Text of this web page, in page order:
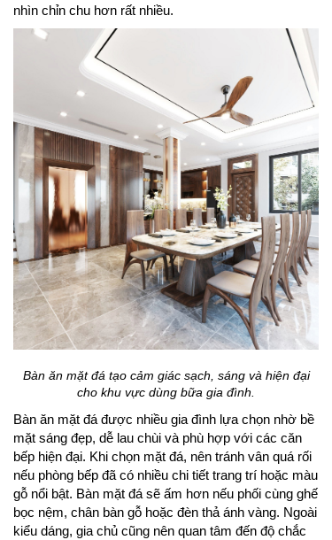
nhìn chỉn chu hơn rất nhiều.
Bàn ăn mặt đá tạo cảm giác sạch, sáng và hiện đại
cho khu vực dùng bữa gia đình.
Bàn ăn mặt đá được nhiều gia đình lựa chọn nhờ bề
mặt sáng đẹp, dễ lau chùi và phù hợp với các căn
bếp hiện đại. Khi chọn mặt đá, nên tránh vân quá rối
nếu phòng bếp đã có nhiều chi tiết trang trí hoặc màu
gỗ nổi bật. Bàn mặt đá sẽ ấm hơn nếu phối cùng ghế
bọc nệm, chân bàn gỗ hoặc đèn thả ánh vàng. Ngoài
kiểu dáng, gia chủ cũng nên quan tâm đến độ chắc